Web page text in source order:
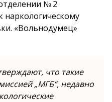
№ 2
наркологическому
«Вольнодумец»
что такие
„МГБ“, недавно